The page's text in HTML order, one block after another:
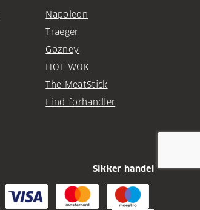
Napoleon
Traeger
Gozney
HOT WOK
The MeatStick
Find forhandler
Sikker handel